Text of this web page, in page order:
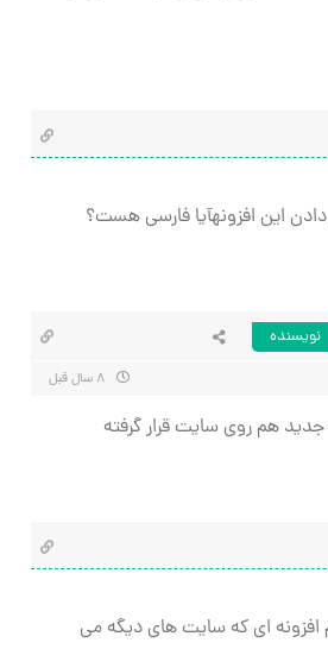
این افزونهآیا فارسی هست؟
نویسنده
هم روی سایت قرار گرفته
افزونه ای که سایت های دیگه می